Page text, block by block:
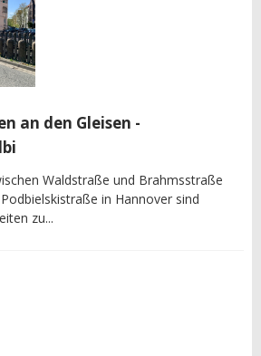
an den Gleisen -
Waldstraße und Brahmsstraße
in Hannover sind
zu...